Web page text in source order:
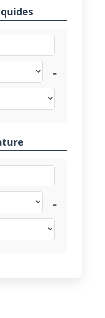
=
=